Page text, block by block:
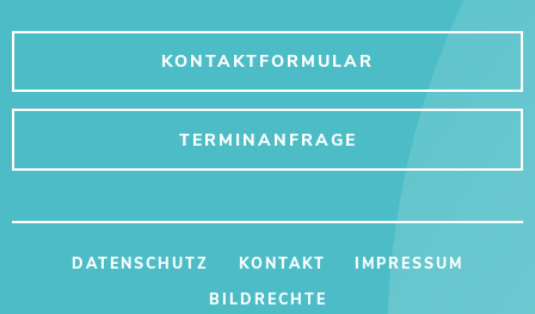
KONTAKTFORMULAR
TERMINANFRAGE
DATENSCHUTZ KONTAKT
IMPRESSUM
BILDRECHTE